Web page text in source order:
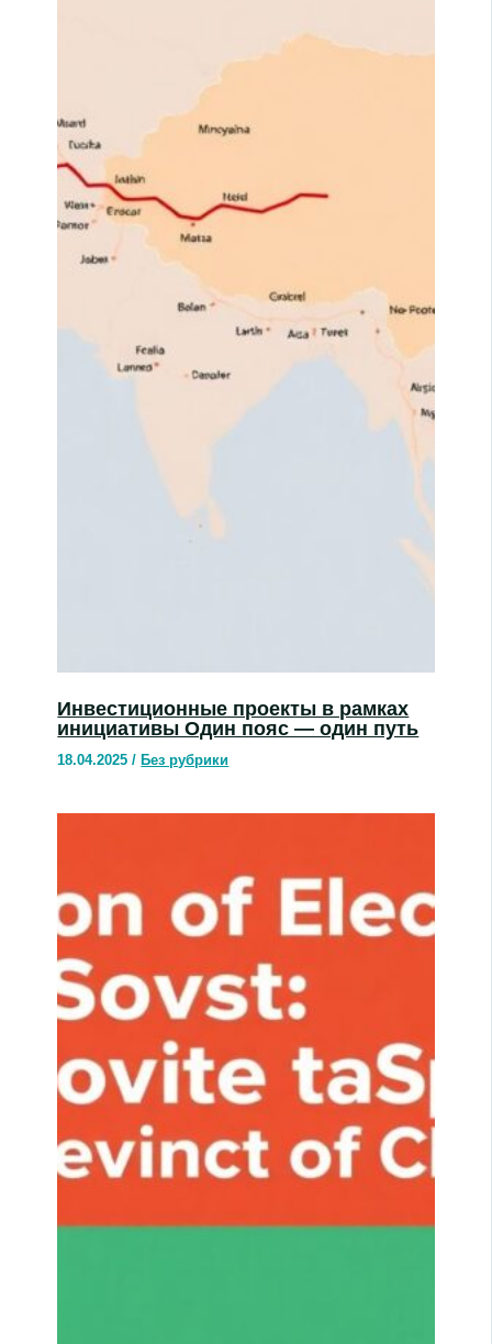
Инвестиционные проекты в рамках
инициативы Один пояс — один путь
18.04.2025/Без рубрики